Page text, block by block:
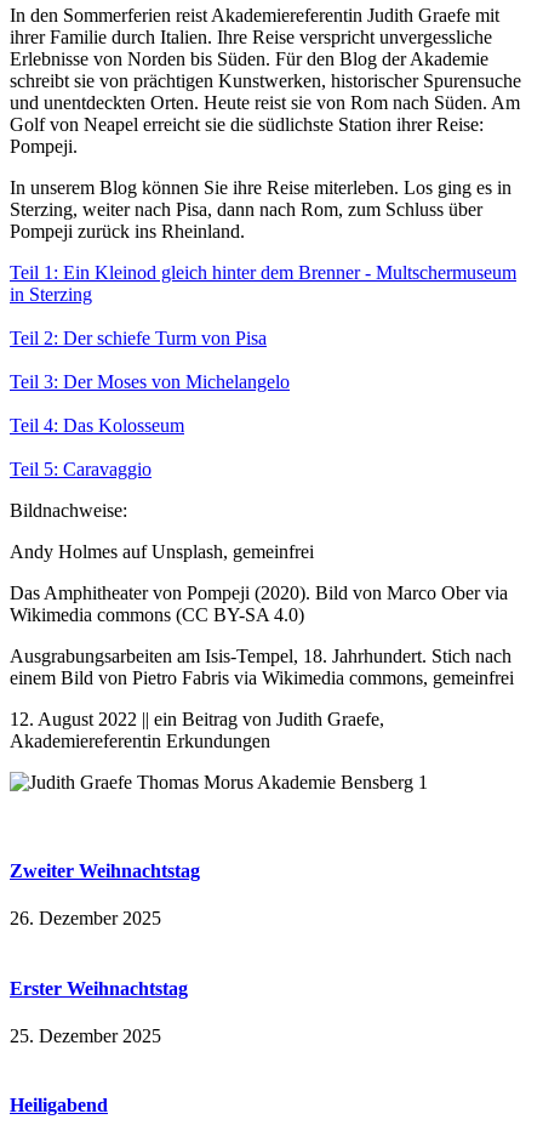
In den Sommerferien reist Akademiereferentin Judith Graefe mit
ihrer Familie durch Italien. Ihre Reise verspricht unvergessliche
Erlebnisse von Norden bis Süden. Für den Blog der Akademie
schreibt sie von prächtigen Kunstwerken, historischer Spurensuche
und unentdeckten Orten. Heute reist sie von Rom nach Süden. Am
Golf von Neapel erreicht sie die südlichste Station ihrer Reise:
Pompeji.
In unserem Blog können Sie ihre Reise miterleben. Los ging es in
Sterzing, weiter nach Pisa, dann nach Rom, zum Schluss über
Pompeji zurück ins Rheinland.
Teil 1: Ein Kleinod gleich hinter dem Brenner - Multschermuseum
in Sterzing
Teil 2: Der schiefe Turm von Pisa
Teil 3: Der Moses von Michelangelo
Teil 4: Das Kolosseum
Teil 5: Caravaggio
Bildnachweise:
Andy Holmes auf Unsplash, gemeinfrei
Das Amphitheater von Pompeji (2020). Bild von Marco Ober via
Wikimedia commons (CC BY-SA 4.0)
Ausgrabungsarbeiten am Isis-Tempel, 18. Jahrhundert. Stich nach
einem Bild von Pietro Fabris via Wikimedia commons, gemeinfrei
12. August 2022 || ein Beitrag von Judith Graefe,
Akademiereferentin Erkundungen
Zweiter Weihnachtstag
26. Dezember 2025
Erster Weihnachtstag
25. Dezember 2025
Heiligabend